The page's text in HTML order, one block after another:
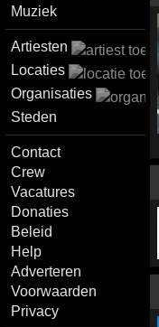
Muziek
Artiesten
Locaties
Organisaties
Steden
Contact
Crew
Vacatures
Donaties
Beleid
Help
Adverteren
Voorwaarden
Privacy